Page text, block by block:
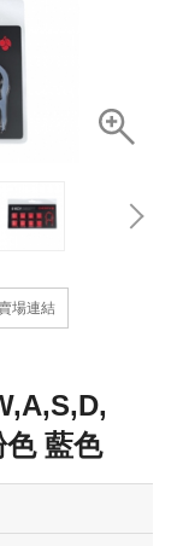
場連結
藍色